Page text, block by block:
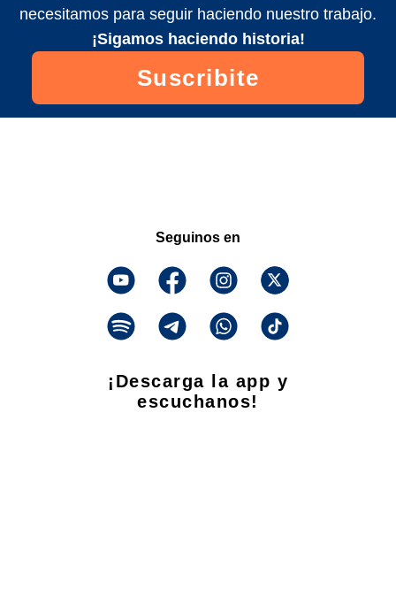
necesitamos para seguir haciendo nuestro trabajo.
¡Sigamos haciendo historia!
Suscribite
Seguinos en
¡Descarga la app y
escuchanos!